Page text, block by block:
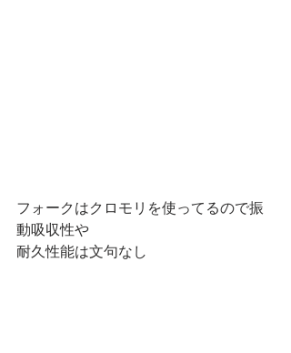
フォークはクロモリを使ってるので振
動吸収性や
耐久性能は文句なし